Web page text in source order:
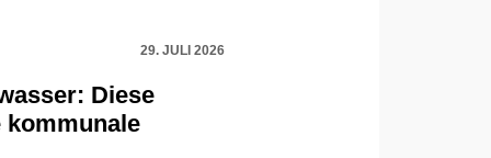
29. JULI 2026
Diese
kommunale